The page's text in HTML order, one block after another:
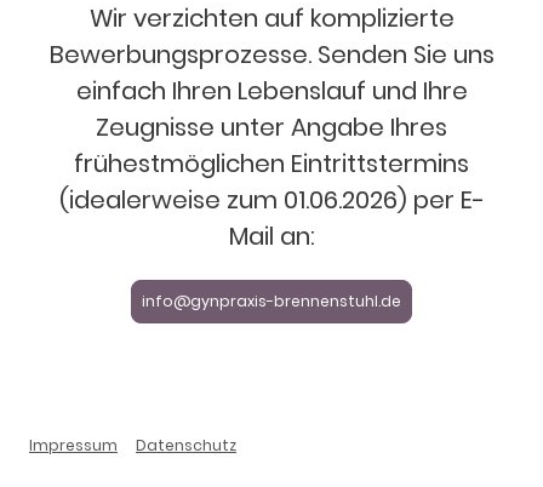
Wir verzichten auf komplizierte
Bewerbungsprozesse. Senden Sie uns
einfach Ihren Lebenslauf und Ihre
Zeugnisse unter Angabe Ihres
frühestmöglichen Eintrittstermins
(idealerweise zum 01.06.2026) per E-
Mail an:
info@gynpraxis-brennenstuhl.de
Impressum Datenschutz